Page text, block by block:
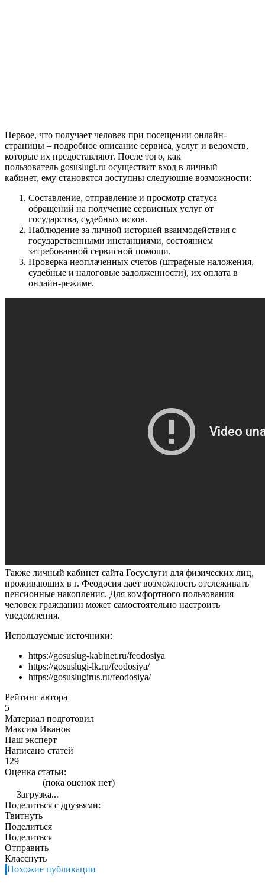
Первое, что получает человек при посещении онлайн-
страницы – подробное описание сервиса, услуг и ведомств,
которые их предоставляют. После того, как
пользователь gosuslugi.ru осуществит вход в личный
кабинет, ему становятся доступны следующие возможности:
Составление, отправление и просмотр статуса
обращений на получение сервисных услуг от
государства, судебных исков.
Наблюдение за личной историей взаимодействия с
государственными инстанциями, состоянием
затребованной сервисной помощи.
Проверка неоплаченных счетов (штрафные наложения,
судебные и налоговые задолженности), их оплата в
онлайн-режиме.
Также личный кабинет сайта Госуслуги для физических лиц,
проживающих в г. Феодосия дает возможность отслеживать
пенсионные накопления. Для комфортного пользования
человек гражданин может самостоятельно настроить
уведомления.
Используемые источники:
https://gosuslug-kabinet.ru/feodosiya
https://gosuslugi-lk.ru/feodosiya/
https://gosuslugirus.ru/feodosiya/
Рейтинг автора
5
Материал подготовил
Максим Иванов
Наш эксперт
Написано статей
129
Оценка статьи:
(пока оценок нет)
Загрузка...
Поделиться с друзьями:
Твитнуть
Поделиться
Поделиться
Отправить
Класснуть
Похожие публикации